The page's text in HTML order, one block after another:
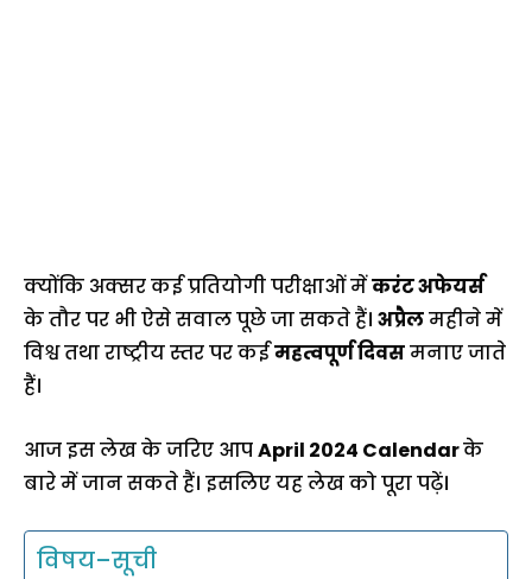
क्योंकि अक्सर कई प्रतियोगी परीक्षाओं मेंकरंट अफेयर्स
के तौर पर भी ऐसे सवाल पूछे जा सकते हैं। अप्रैलमहीने में
विश्व तथा राष्ट्रीय स्तर पर कईमहत्वपूर्ण दिवसमनाए जाते
हैं।
आज इस लेख के जरिए आपApril 2024 Calendarके
बारे में जान सकते हैं। इसलिए यह लेख को पूरा पढ़ें।
विषय–सूची